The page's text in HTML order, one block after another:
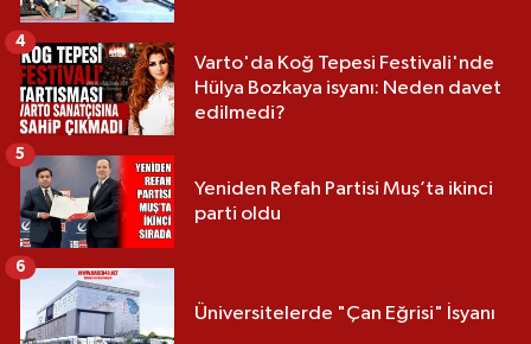
Varto'da Koğ Tepesi Festivali'nde
Hülya Bozkaya isyanı: Neden davet
edilmedi?
4
Yeniden Refah Partisi Muş’ta ikinci
parti oldu
5
Üniversitelerde "Çan Eğrisi" İsyanı
6